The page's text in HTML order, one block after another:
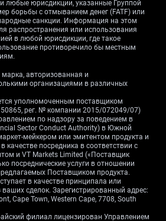
взгляда. Ключевые
неделю с ослабления. – 100-
на уровне 98.61, выступая в
– Ожидания более мягкой
на доллар.
— klik di
Anda.
любые юрисдикции, указанные Группой
борьбы с отмыванием денег (FATF) или
санкции. Информация на этом
распространения или использования
в любой юрисдикции, где такое
противоречило бы местным
авторизованная и
организациями в различных
уполномоченным поставщиком
рег. № компании 2015/072049/07)
по надзору за поведением в
Sector Conduct Authority) в Южной
мейкером или эмитентом продукта и
качестве посредника в соответствии с
и VT Markets Limited («Поставщик
посреднические услуги в отношении
Поставщиком продукта.
в качестве принципала или
ваших сделок. Зарегистрированный адрес:
Cape Town, Western Cape, 7708, South
филиал лицензирован Управлением